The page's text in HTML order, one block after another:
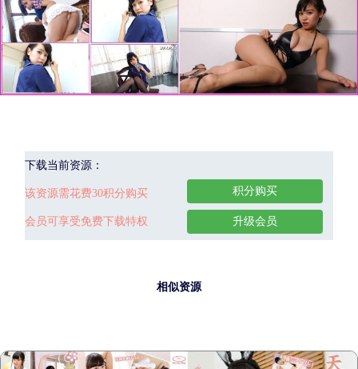
下载当前资源：
该资源需花费30积分购买
会员可享受免费下载特权
积分购买
升级会员
相似资源